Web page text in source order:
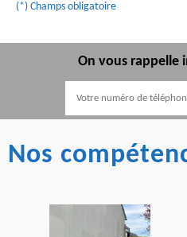
(*) Champs obligatoire
On vous rappelle
Nos